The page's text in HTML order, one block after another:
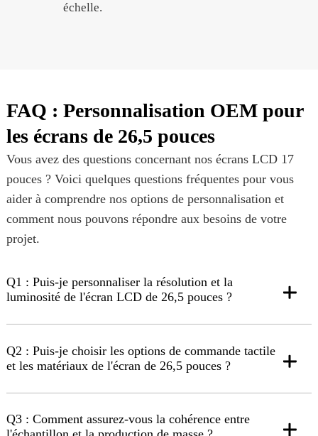
échelle.
FAQ : Personnalisation OEM pour
les écrans de 26,5 pouces
Vous avez des questions concernant nos écrans LCD 17
pouces ? Voici quelques questions fréquentes pour vous
aider à comprendre nos options de personnalisation et
comment nous pouvons répondre aux besoins de votre
projet.
Q1 : Puis-je personnaliser la résolution et la
luminosité de l'écran LCD de 26,5 pouces ?
Q2 : Puis-je choisir les options de commande tactile
et les matériaux de l'écran de 26,5 pouces ?
Q3 : Comment assurez-vous la cohérence entre